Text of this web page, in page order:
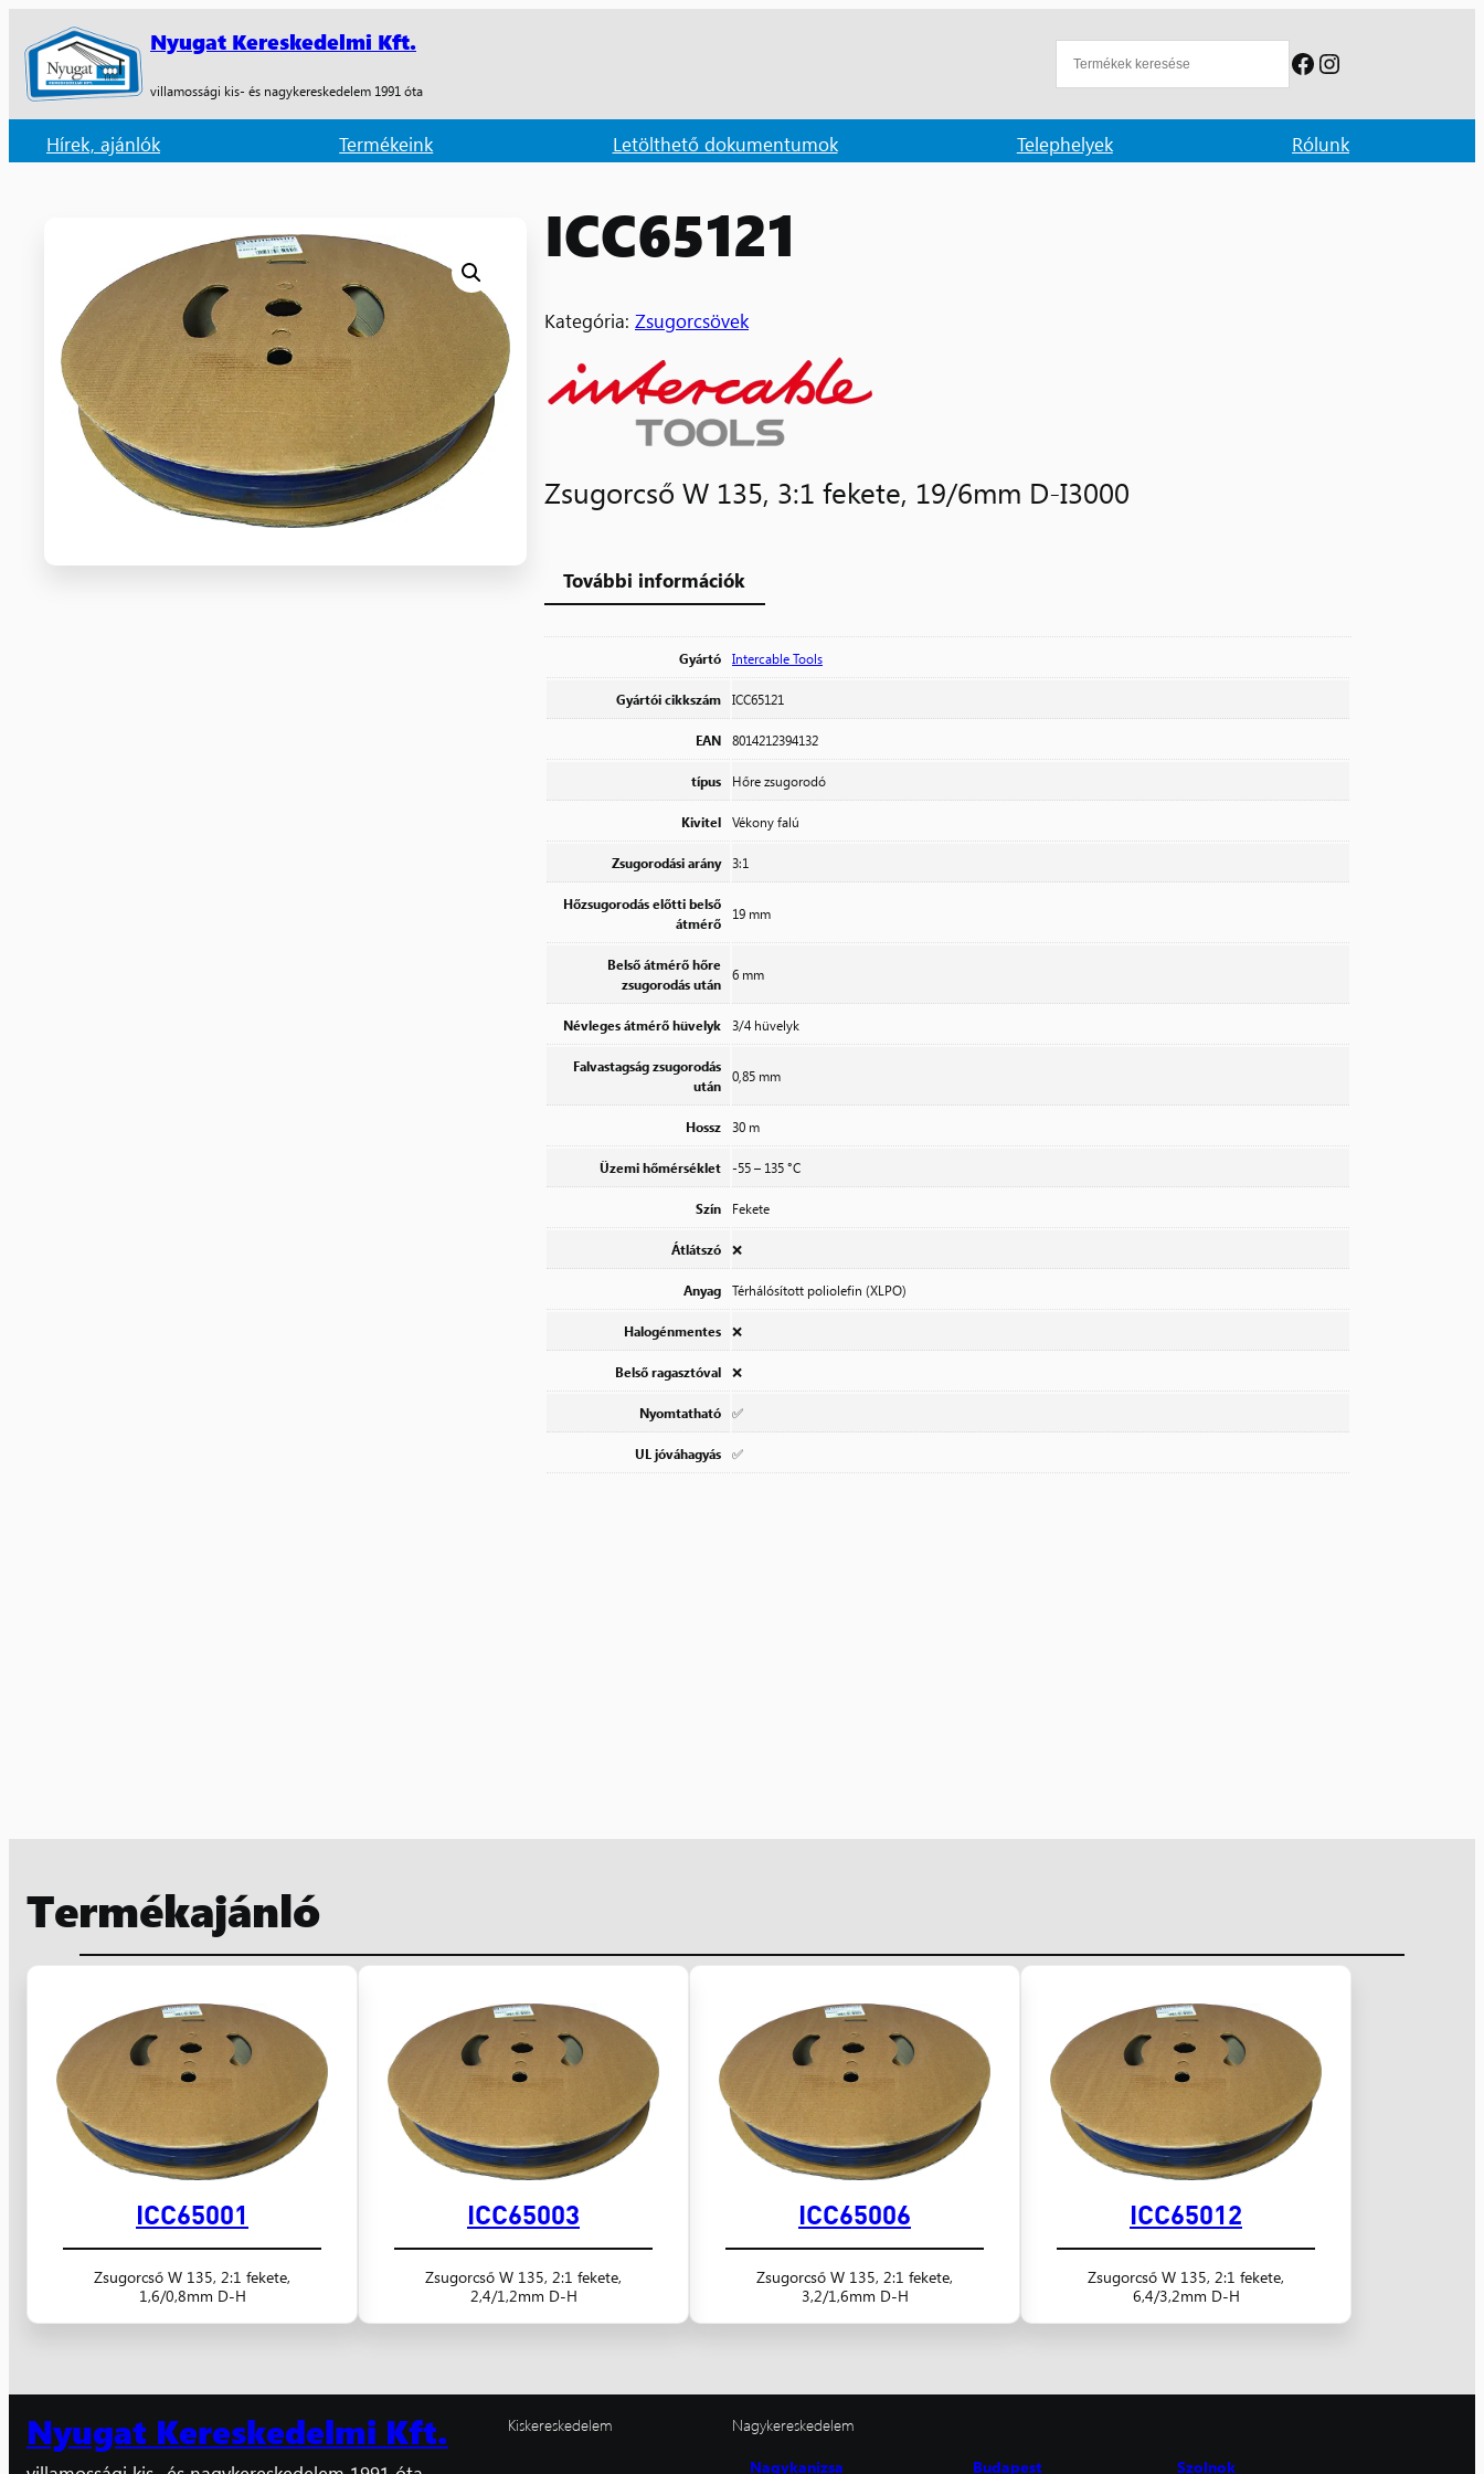
Nyugat Kereskedelmi Kft.
villamossági kis- és nagykereskedelem 1991 óta
Facebook
Instagram
Hírek, ajánlók Termékeink Letölthető dokumentumok Telephelyek Rólunk
ICC65121
Kategória: Zsugorcsövek
Zsugorcső W 135, 3:1 fekete, 19/6mm D-I3000
További információk
Gyártó Intercable Tools
Gyártói cikkszám ICC65121
EAN 8014212394132
típus Hőre zsugorodó
Kivitel Vékony falú
Zsugorodási arány 3:1
Hőzsugorodás előtti belső
átmérő
19 mm
Belső átmérő hőre
zsugorodás után
6 mm
Névleges átmérő hüvelyk 3/4 hüvelyk
Falvastagság zsugorodás
után
0,85 mm
Hossz 30 m
Üzemi hőmérséklet -55 – 135 °C
Szín Fekete
Átlátszó ❌
Anyag Térhálósított poliolefin (XLPO)
Halogénmentes ❌
Belső ragasztóval ❌
Nyomtatható ✅
UL jóváhagyás ✅
Termékajánló
ICC65012
Zsugorcső W 135, 2:1 fekete,
6,4/3,2mm D-H
ICC65006
Zsugorcső W 135, 2:1 fekete,
3,2/1,6mm D-H
ICC65003
Zsugorcső W 135, 2:1 fekete,
2,4/1,2mm D-H
ICC65001
Zsugorcső W 135, 2:1 fekete,
1,6/0,8mm D-H
Nyugat Kereskedelmi Kft. Kiskereskedelem
Nagykereskedelem
Nagykanizsa
Budapest Szolnok